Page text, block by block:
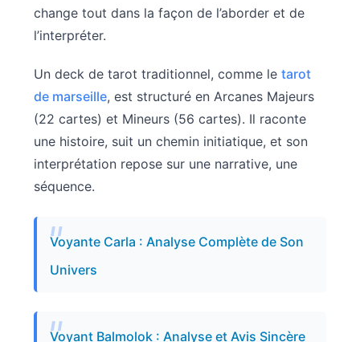
change tout dans la façon de l’aborder et de
l’interpréter.
Un deck de tarot traditionnel, comme le tarot
de marseille, est structuré en Arcanes Majeurs
(22 cartes) et Mineurs (56 cartes). Il raconte
une histoire, suit un chemin initiatique, et son
interprétation repose sur une narrative, une
séquence.
Voyante Carla : Analyse Complète de Son
Univers
Voyant Balmolok : Analyse et Avis Sincère